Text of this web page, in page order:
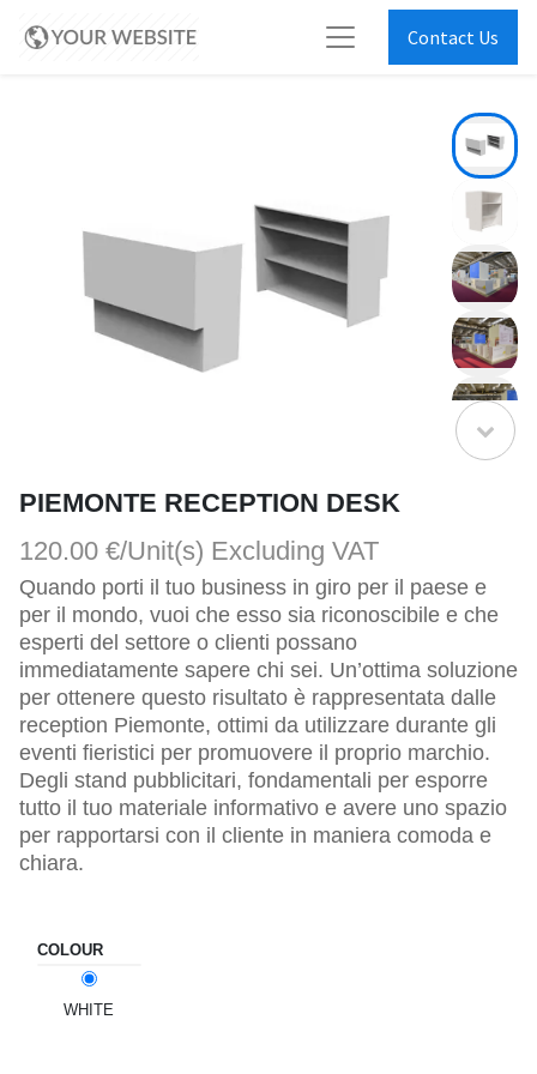
Contact Us
PIEMONTE RECEPTION DESK
120.00 €/Unit(s) Excluding VAT
Quando porti il tuo business in giro per il paese e
per il mondo, vuoi che esso sia riconoscibile e che
esperti del settore o clienti possano
immediatamente sapere chi sei. Un’ottima soluzione
per ottenere questo risultato è rappresentata dalle
reception Piemonte, ottimi da utilizzare durante gli
eventi fieristici per promuovere il proprio marchio.
Degli stand pubblicitari, fondamentali per esporre
tutto il tuo materiale informativo e avere uno spazio
per rapportarsi con il cliente in maniera comoda e
chiara.
COLOUR
WHITE